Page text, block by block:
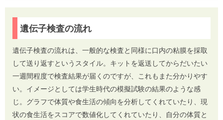
遺伝子検査の流れ
遺伝子検査の流れは、一般的な検査と同様に口内の粘膜を採取
して送り返すというスタイル。キットを返送してからだいたい
一週間程度で検査結果が届くのですが、これもまた分かりやす
い。イメージとしては学生時代の模擬試験の結果のような感
じ。グラフで体質や食生活の傾向を分析してくれていたり、現
状の食生活をスコアで数値化してくれていたり、自分の体質と